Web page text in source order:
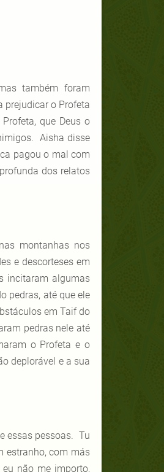
também foram
prejudicar o Profeta
que Deus o
Aisha disse
pagou o mal com
dos relatos
montanhas nos
e descorteses em
incitaram algumas
pedras, até que ele
em Taif do
pedras nele até
o Profeta e o
deplorável e a sua
essas pessoas. Tu
estranho, com más
não me importo,